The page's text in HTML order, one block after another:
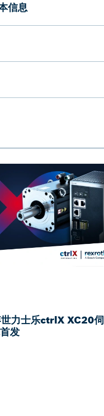
信息
力士乐ctrlX XC20伺
发